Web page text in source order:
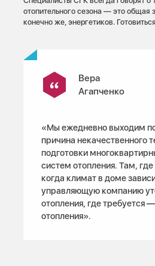
отопительного сезона — это общая
конечно же, энергетиков.
Вера
Агапченко
«Мы ежедневно выходим
причина некачественного
подготовки
систем отопления. Там,
когда климат в доме
управляющую компанию
отопления, где требуется
отопления».